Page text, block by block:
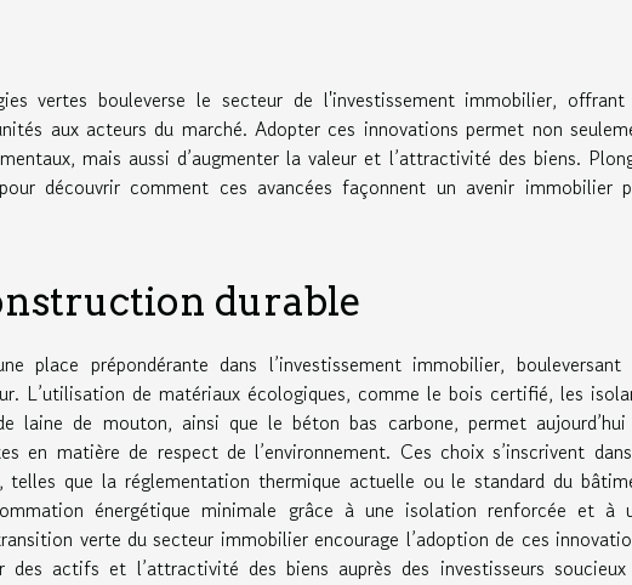
vertes bouleverse le secteur de l'investissement immobilier,
aux acteurs du marché. Adopter ces innovations permet non
mais aussi d’augmenter la valeur et l’attractivité des biens.
découvrir comment ces avancées façonnent un avenir immobilier
durable
place prépondérante dans l’investissement immobilier, bouleversant
L’utilisation de matériaux écologiques, comme le bois certifié, les
laine de mouton, ainsi que le béton bas carbone, permet
en matière de respect de l’environnement. Ces choix s’inscrivent
telles que la réglementation thermique actuelle ou le standard du
énergétique minimale grâce à une isolation renforcée et à
verte du secteur immobilier encourage l’adoption de ces
des actifs et l’attractivité des biens auprès des investisseurs